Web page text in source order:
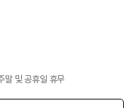
및 공휴일 휴무